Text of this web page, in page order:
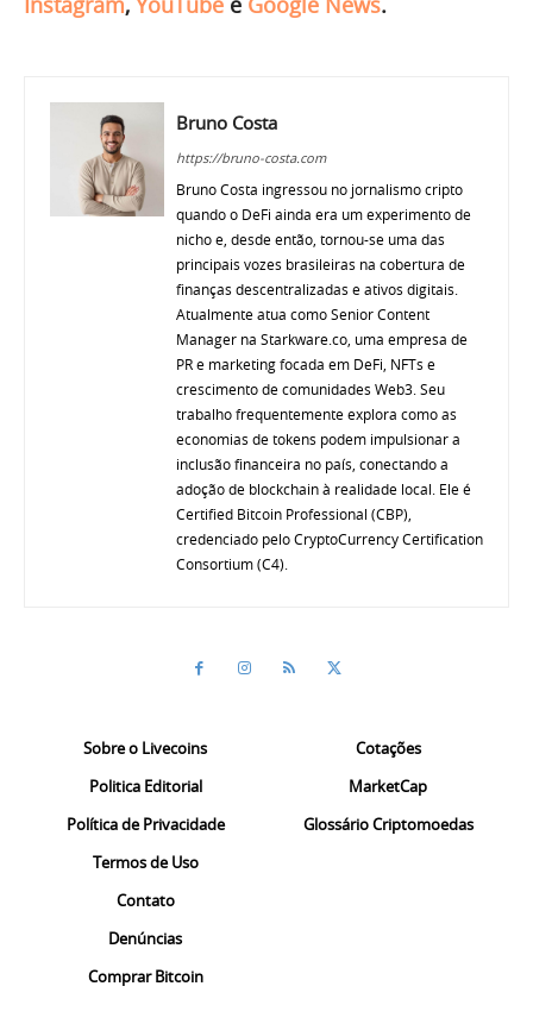
Bruno Costa
https://bruno-costa.com
Bruno Costa ingressou no jornalismo cripto
quando o DeFi ainda era um experimento de
nicho e, desde então, tornou-se uma das
principais vozes brasileiras na cobertura de
finanças descentralizadas e ativos digitais.
Atualmente atua como Senior Content
Manager na Starkware.co, uma empresa de
PR e marketing focada em DeFi, NFTs e
crescimento de comunidades Web3. Seu
trabalho frequentemente explora como as
economias de tokens podem impulsionar a
inclusão financeira no país, conectando a
adoção de blockchain à realidade local. Ele é
Certified Bitcoin Professional (CBP),
credenciado pelo CryptoCurrency Certification
Consortium (C4).
Sobre o Livecoins
Politica Editorial
Política de Privacidade
Termos de Uso
Contato
Denúncias
Comprar Bitcoin
Cotações
MarketCap
Glossário Criptomoedas